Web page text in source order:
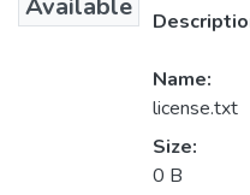
Available
Name:
license.txt
Size:
0 B